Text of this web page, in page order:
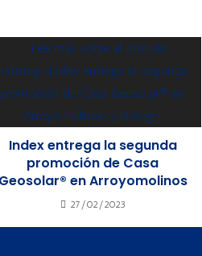
Index entrega la segunda
promoción de Casa
Geosolar® en Arroyomolinos
27/02/2023